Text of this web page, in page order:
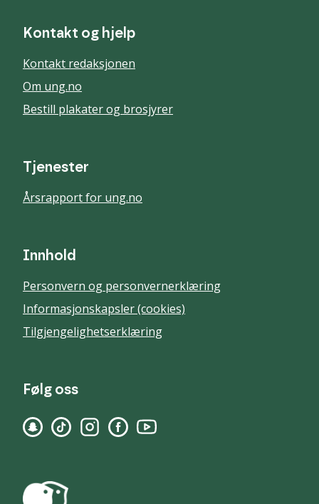
Kontakt og hjelp
Kontakt redaksjonen
Om ung.no
Bestill plakater og brosjyrer
Tjenester
Årsrapport for ung.no
Innhold
Personvern og personvernerklæring
Informasjonskapsler (cookies)
Tilgjengelighetserklæring
Følg oss